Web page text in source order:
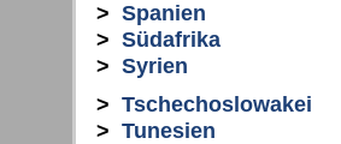
> Spanien
> Südafrika
> Syrien
> Tschechoslowakei
> Tunesien